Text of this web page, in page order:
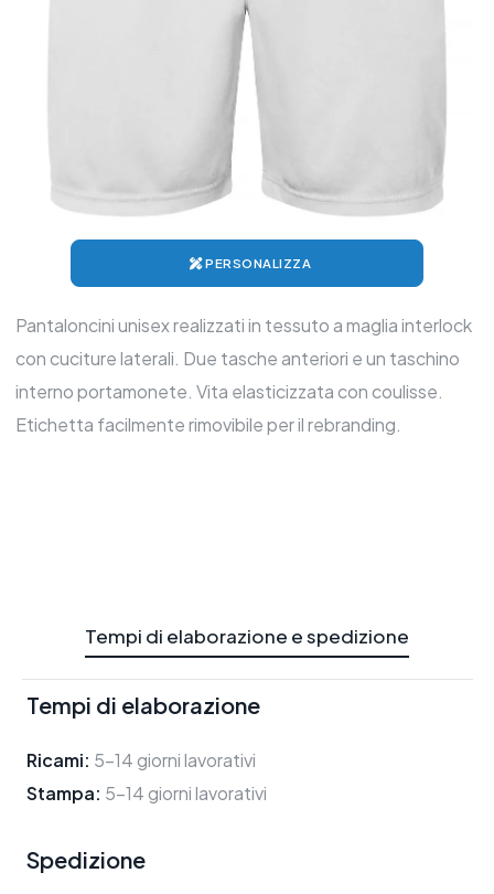
PERSONALIZZA
Pantaloncini unisex realizzati in tessuto a maglia interlock
con cuciture laterali. Due tasche anteriori e un taschino
interno portamonete. Vita elasticizzata con coulisse.
Etichetta facilmente rimovibile per il rebranding.
Tempi di elaborazione e spedizione
Tempi di elaborazione
Ricami: 5-14 giorni lavorativi
Stampa: 5-14 giorni lavorativi
Spedizione